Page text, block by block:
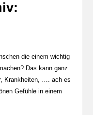
die einem wichtig
Das kann ganz
Krankheiten, …. ach es
Gefühle in einem